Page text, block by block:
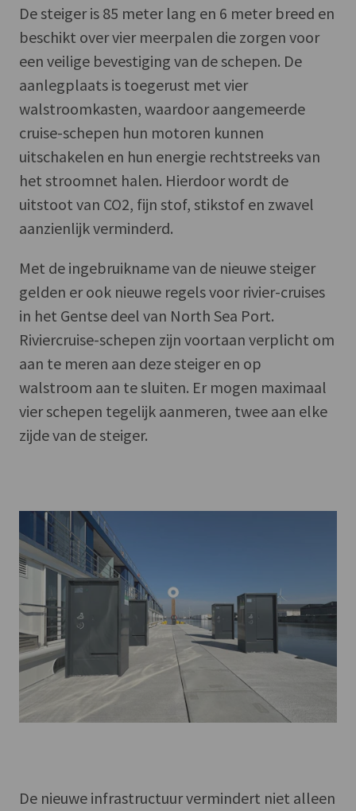
De steiger is 85 meter lang en 6 meter breed en
beschikt over vier meerpalen die zorgen voor
een veilige bevestiging van de schepen. De
aanlegplaats is toegerust met vier
walstroomkasten, waardoor aangemeerde
cruise-schepen hun motoren kunnen
uitschakelen en hun energie rechtstreeks van
het stroomnet halen. Hierdoor wordt de
uitstoot van CO2, fijn stof, stikstof en zwavel
aanzienlijk verminderd.
Met de ingebruikname van de nieuwe steiger
gelden er ook nieuwe regels voor rivier-cruises
in het Gentse deel van North Sea Port.
Riviercruise-schepen zijn voortaan verplicht om
aan te meren aan deze steiger en op
walstroom aan te sluiten. Er mogen maximaal
vier schepen tegelijk aanmeren, twee aan elke
zijde van de steiger.
De nieuwe infrastructuur vermindert niet alleen